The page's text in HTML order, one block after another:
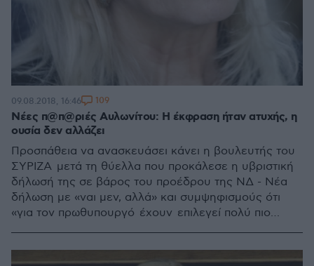
Νέες π@π@ριές Αυλωνίτου: Η έκφραση ήταν ατυχής, η
ουσία δεν αλλάζει
Προσπάθεια να ανασκευάσει κάνει η βουλευτής του
ΣΥΡΙΖΑ μετά τη θύελλα που προκάλεσε η υβριστική
δήλωσή της σε βάρος του προέδρου της ΝΔ - Νέα
δήλωση με «ναι μεν, αλλά» και συμψηφισμούς ότι
«για τον πρωθυπουργό έχουν επιλεγεί πολύ πιο
09.08.2018, 16:46 109